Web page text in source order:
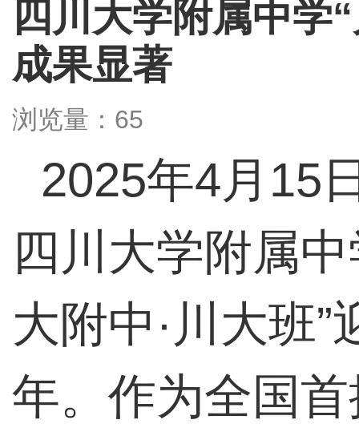
四川大学附属中学
成果显著
浏览量： 65
2025年4月15
四川大学附属
大附中·川大班
年。作为全国